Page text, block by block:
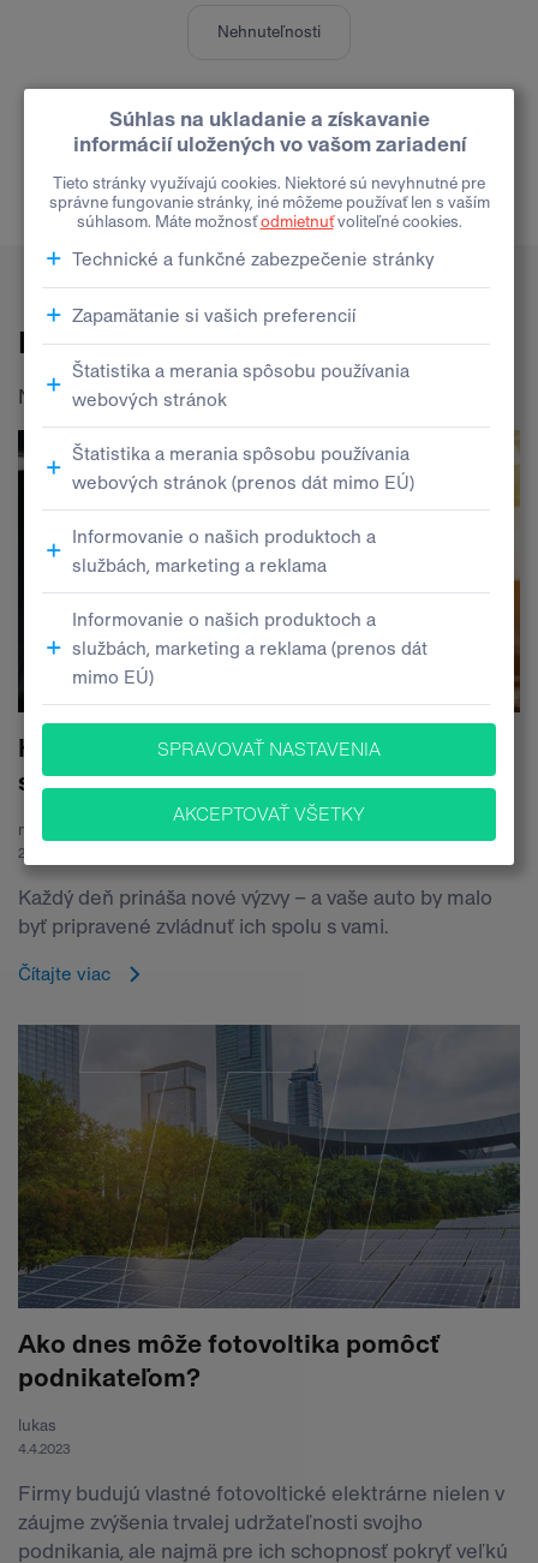
Nehnuteľnosti
Pokračovať
Blog
Najnovšie články na našom webe
Hľadáte ideálne auto? Prispôsobte výber
svojmu životnému štýlu
m.murgas
28.11.2025
Každý deň prináša nové výzvy – a vaše auto by malo
byť pripravené zvládnuť ich spolu s vami.
Čítajte viac
Ako dnes môže fotovoltika pomôcť
podnikateľom?
lukas
4.4.2023
Firmy budujú vlastné fotovoltické elektrárne nielen v
záujme zvýšenia trvalej udržateľnosti svojho
podnikania, ale najmä pre ich schopnosť pokryť veľkú